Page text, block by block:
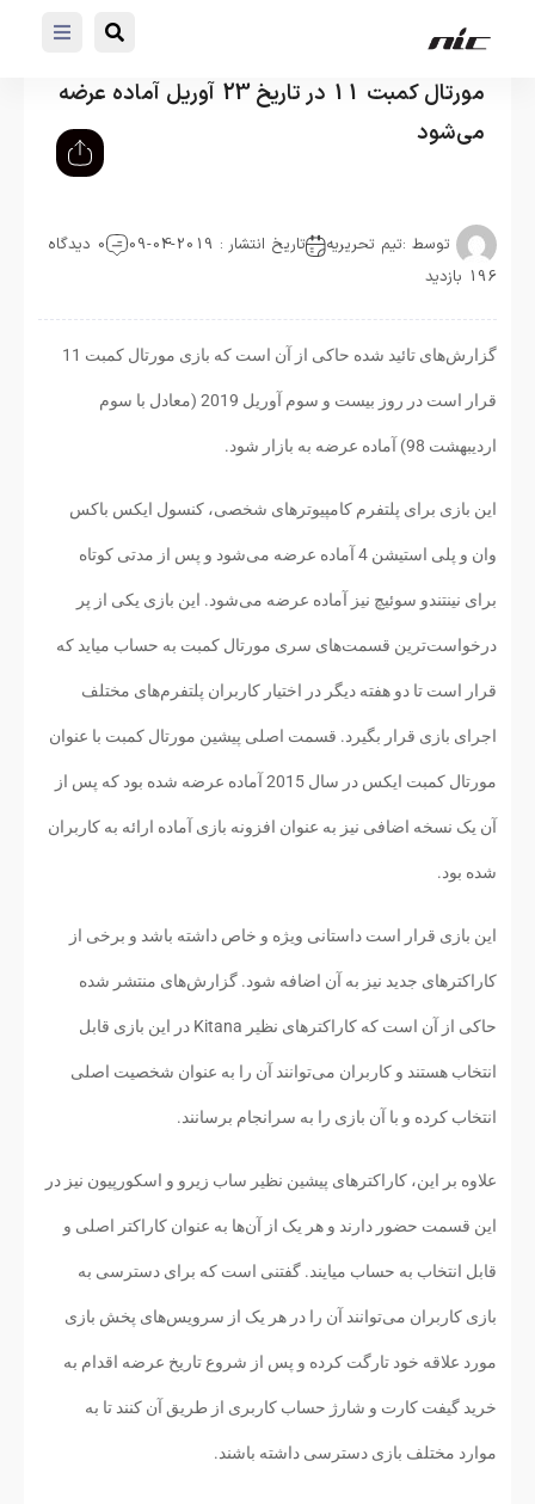
مورتال کمبت 11 در تاریخ 23 آوریل آماده عرضه
می‌شود
توسط :تیم تحریریه تاریخ انتشار : 2019-04-09
0 دیدگاه
196 بازدید
گزارش‌های تائید شده حاکی از آن است که بازی مورتال کمبت 11
قرار است در روز بیست و سوم آوریل 2019 (معادل با سوم
اردیبهشت 98) آماده عرضه به بازار شود.
این بازی برای پلتفرم کامپیوترهای شخصی، کنسول ایکس باکس
وان و پلی استیشن 4 آماده عرضه می‌شود و پس از مدتی کوتاه
برای نینتندو سوئیچ نیز آماده عرضه می‌شود. این بازی یکی از پر
درخواست‌ترین قسمت‌های سری مورتال کمبت به حساب میاید که
قرار است تا دو هفته دیگر در اختیار کاربران پلتفرم‌های مختلف
اجرای بازی قرار بگیرد. قسمت اصلی پیشین مورتال کمبت با عنوان
مورتال کمبت ایکس در سال 2015 آماده عرضه شده بود که پس از
آن یک نسخه اضافی نیز به عنوان افزونه بازی آماده ارائه به کاربران
شده بود.
این بازی قرار است داستانی ویژه و خاص داشته باشد و برخی از
کاراکترهای جدید نیز به آن اضافه شود. گزارش‌های منتشر شده
حاکی از آن است که کاراکترهای نظیر Kitana در این بازی قابل
انتخاب هستند و کاربران می‌توانند آن را به عنوان شخصیت اصلی
انتخاب کرده و با آن بازی را به سرانجام برسانند.
علاوه بر این، کاراکترهای پیشین نظیر ساب زیرو و اسکورپیون نیز در
این قسمت حضور دارند و هر یک از آن‌ها به عنوان کاراکتر اصلی و
قابل انتخاب به حساب میایند. گفتنی است که برای دسترسی به
بازی کاربران می‌توانند آن را در هر یک از سرویس‌های پخش بازی
مورد علاقه خود تارگت کرده و پس از شروع تاریخ عرضه اقدام به
خرید گیفت کارت و شارژ حساب کاربری از طریق آن کنند تا به
موارد مختلف بازی دسترسی داشته باشند.